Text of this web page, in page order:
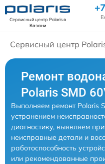
Сервисный центр Polarisв
Казани
Сервисный центр
Ремонт
Polaris SMD
Выполняем ремонт Polaris
устранением
диагностику, выявляем
неисправные детали и
работоспособность
или рекомендованные